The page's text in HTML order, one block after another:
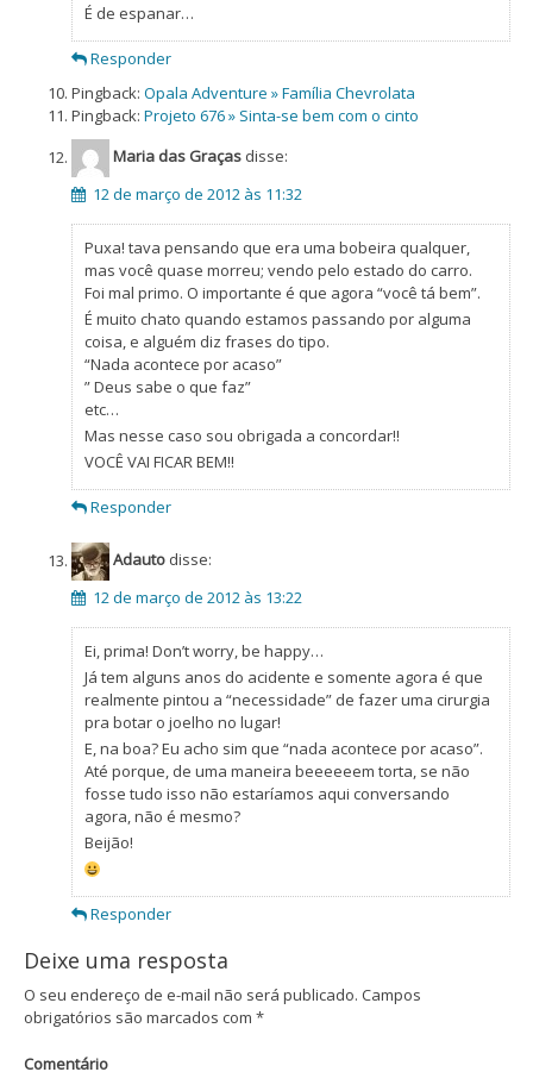
É de espanar…
Responder
Pingback: Opala Adventure » Família Chevrolata
Pingback: Projeto 676 » Sinta-se bem com o cinto
Maria das Graças disse:
12 de março de 2012 às 11:32
Puxa! tava pensando que era uma bobeira qualquer,
mas você quase morreu; vendo pelo estado do carro.
Foi mal primo. O importante é que agora “você tá bem”.
É muito chato quando estamos passando por alguma
coisa, e alguém diz frases do tipo.
“Nada acontece por acaso”
” Deus sabe o que faz”
etc…
Mas nesse caso sou obrigada a concordar!!
VOCÊ VAI FICAR BEM!!
Responder
Adauto disse:
12 de março de 2012 às 13:22
Ei, prima! Don’t worry, be happy…
Já tem alguns anos do acidente e somente agora é que
realmente pintou a “necessidade” de fazer uma cirurgia
pra botar o joelho no lugar!
E, na boa? Eu acho sim que “nada acontece por acaso”.
Até porque, de uma maneira beeeeeem torta, se não
fosse tudo isso não estaríamos aqui conversando
agora, não é mesmo?
Beijão!
Responder
Deixe uma resposta
O seu endereço de e-mail não será publicado. Campos
obrigatórios são marcados com *
Comentário